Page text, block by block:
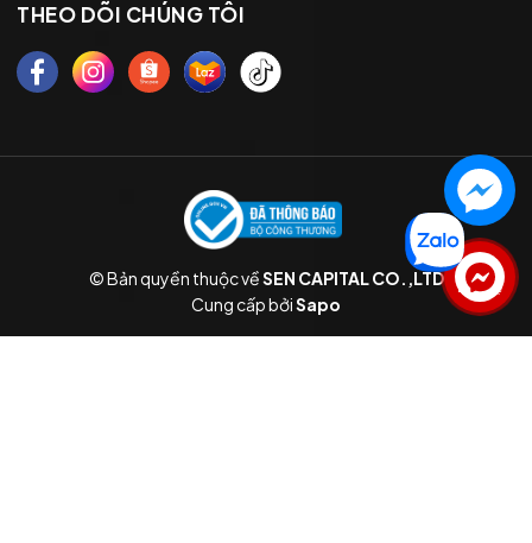
THEO DÕI CHÚNG TÔI
© Bản quyền thuộc vềSEN CAPITAL CO.,LTD
Cung cấp bởiSapo
Liên hệ